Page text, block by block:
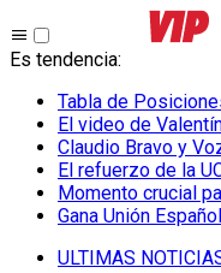
Es tendencia:
Tabla de
El video de
Claudio Bravo y
El refuerzo de la
Momento crucial
Gana Unión
ULTIMAS